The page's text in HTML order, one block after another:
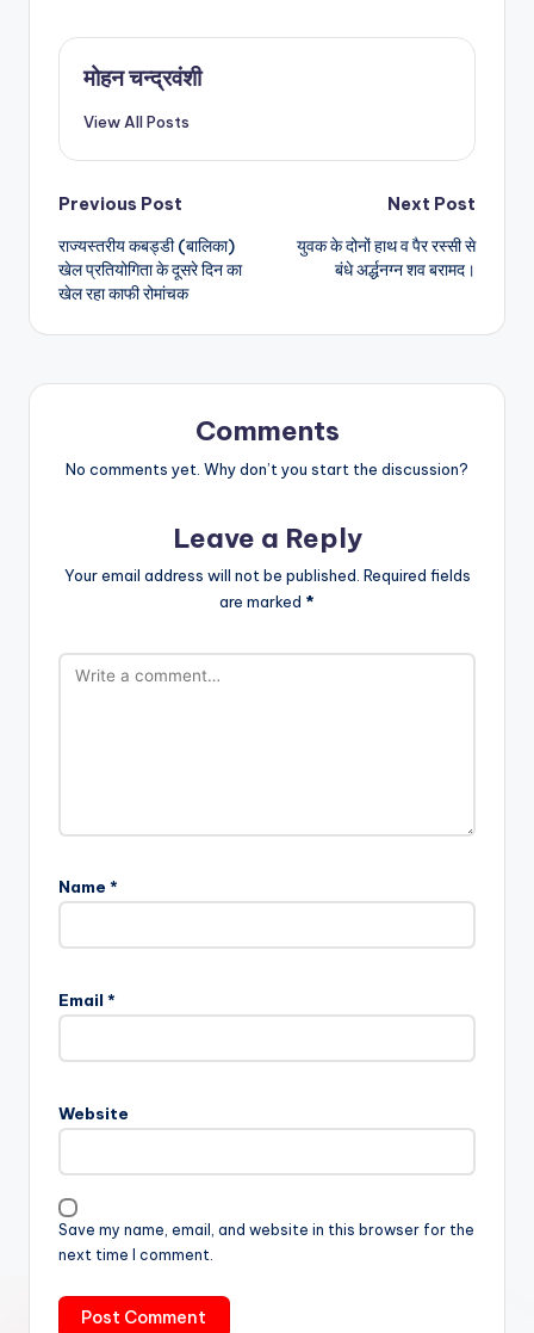
a
ts
A
p
p
c
e
b
o
o
k
it
te
ai ar
मोहन चन्द्रवंशी
View All Posts
Post
navigation
Previous Post
राज्यस्तरीय कबड्डी (बालिका)
खेल प्रतियोगिता के दूसरे दिन का
खेल रहा काफी रोमांचक
Next Post
युवक के दोनों हाथ व पैर रस्सी से
बंधे अर्द्धनग्न शव बरामद।
Comments
No comments yet. Why don’t you start the discussion?
Leave a Reply
Your email address will not be published. Required fields
are marked *
Name *
Email *
Website
Save my name, email, and website in this browser for the
next time I comment.